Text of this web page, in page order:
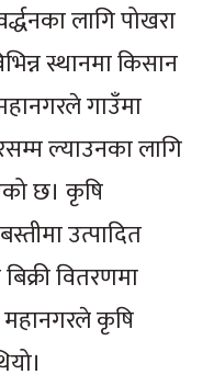
लागि पोखरा
स्थानमा किसान
गाउँमा
ल्याउनका लागि
छ। कृषि
उत्पादित
वितरणमा
कृषि